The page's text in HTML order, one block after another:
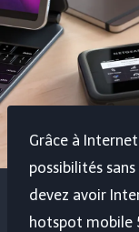
Grâce à
possibilités
devez avoir
hotspot mobile